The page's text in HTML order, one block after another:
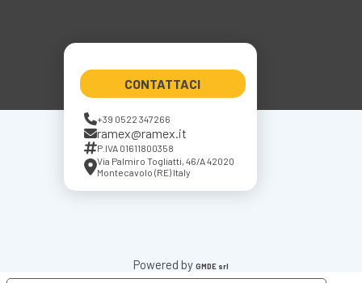
CONTATTACI
+39 0522 347266
ramex@ramex.it
P.IVA 01611800358
Via Palmiro Togliatti, 46/A 42020
Montecavolo (RE) Italy
Powered by GMDE srl